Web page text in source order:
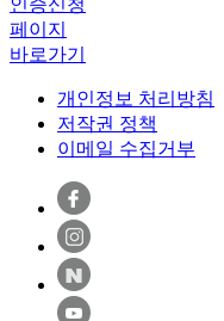
인증신청
페이지
바로가기
개인정보 처리방침
저작권 정책
이메일 수집거부